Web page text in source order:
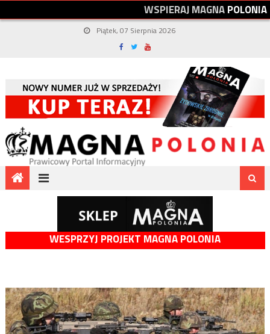
WSPIERAJMAGNAPOLONIA
Piątek, 07 Sierpnia 2026
WESPRZYJ PROJEKT MAGNA POLONIA